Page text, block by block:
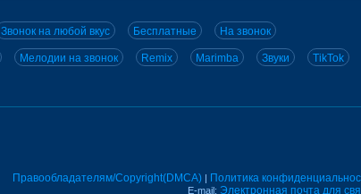
Звонок на любой вкус Бесплатные На звонок
Мелодии на звонок Remix Marimba Звуки TikTok
Правообладателям/Copyright(DMCA) | Политика
E-mail: Электронная почта для